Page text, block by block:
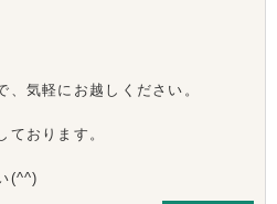
、気軽にお越しください。
ております。
(^^)